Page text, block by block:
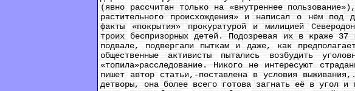
(явно рассчитан только на «внутреннее
растительного происхождения» и написал о нём
факты «покрытия» прокуратурой и милицией
троих беспризорных детей. Подозревая их в краже
подвале, подвергали пыткам и даже, как
общественные активисты пытались возбудить
«топила»расследование. Никого не интересуют
пишет автор статьи,-поставлена в условия
детворы, она более всего готова загнать её в угол и